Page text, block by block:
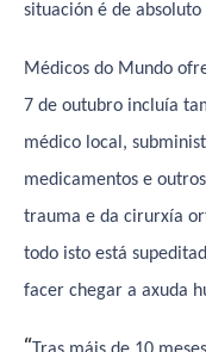
situación é de absoluto
Médicos do Mundo
7 de outubro incluía
médico local,
medicamentos e
trauma e da cirurxía
todo isto está
facer chegar a axuda